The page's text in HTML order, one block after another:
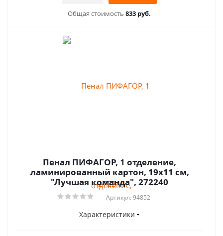
Общая стоимость 833 руб.
Пенал ПИФАГОР, 1 отделение,
ламинированный картон, 19х11 см,
"Лучшая команда", 272240
Артикул: 94852
Характеристики